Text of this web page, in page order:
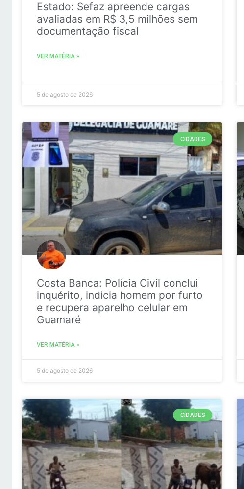
Estado: Sefaz apreende cargas
avaliadas em R$ 3,5 milhões sem
documentação fiscal
VER MATÉRIA »
5 de agosto de 2026
CIDADES
Costa Banca: Polícia Civil conclui
inquérito, indicia homem por furto
e recupera aparelho celular em
Guamaré
VER MATÉRIA »
5 de agosto de 2026
CIDADES